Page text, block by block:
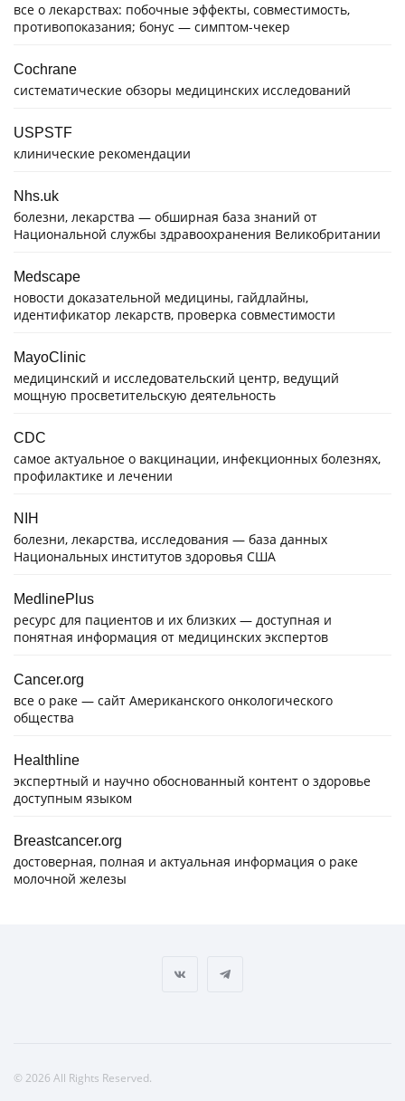
все о лекарствах: побочные эффекты, совместимость,
противопоказания; бонус — симптом-чекер
Cochrane
систематические обзоры медицинских исследований
USPSTF
клинические рекомендации
Nhs.uk
болезни, лекарства — обширная база знаний от
Национальной службы здравоохранения Великобритании
Medscape
новости доказательной медицины, гайдлайны,
идентификатор лекарств, проверка совместимости
MayoClinic
медицинский и исследовательский центр, ведущий
мощную просветительскую деятельность
CDC
самое актуальное о вакцинации, инфекционных болезнях,
профилактике и лечении
NIH
болезни, лекарства, исследования — база данных
Национальных институтов здоровья США
MedlinePlus
ресурс для пациентов и их близких — доступная и
понятная информация от медицинских экспертов
Cancer.org
все о раке — сайт Американского онкологического
общества
Healthline
экспертный и научно обоснованный контент о здоровье
доступным языком
Breastcancer.org
достоверная, полная и актуальная информация о раке
молочной железы
© 2026 All Rights Reserved.